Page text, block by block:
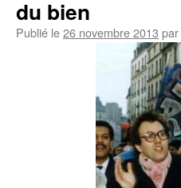
du bien
Publié le26 novembre 2013 par